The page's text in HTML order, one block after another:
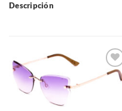
Descripción
Gafas